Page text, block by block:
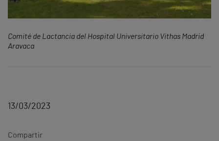
Comité de Lactancia del Hospital Universitario Vithas Madrid
Aravaca
13/03/2023
Compartir